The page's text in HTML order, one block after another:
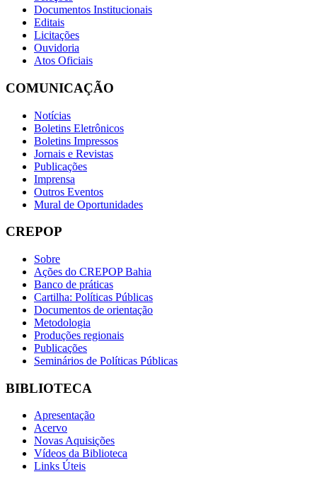
Documentos Institucionais
Editais
Licitações
Ouvidoria
Atos Oficiais
COMUNICAÇÃO
Notícias
Boletins Eletrônicos
Boletins Impressos
Jornais e Revistas
Publicações
Imprensa
Outros Eventos
Mural de Oportunidades
CREPOP
Sobre
Ações do CREPOP Bahia
Banco de práticas
Cartilha: Políticas Públicas
Documentos de orientação
Metodologia
Produções regionais
Publicações
Seminários de Políticas Públicas
BIBLIOTECA
Apresentação
Acervo
Novas Aquisições
Vídeos da Biblioteca
Links Úteis